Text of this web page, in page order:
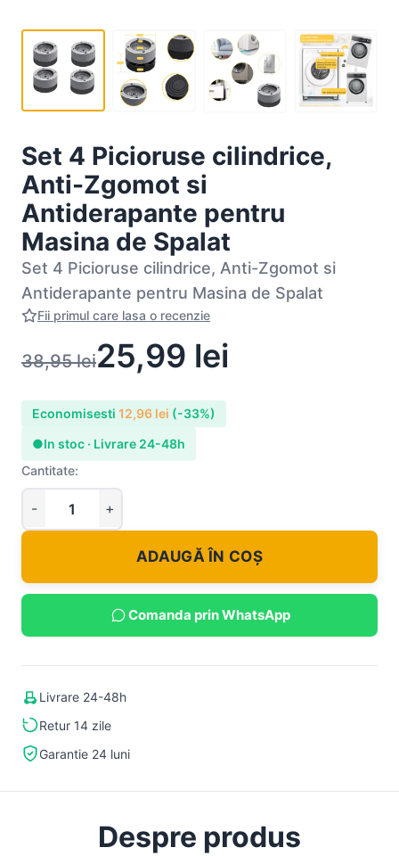
Set 4 Picioruse cilindrice,
Anti-Zgomot si
Antiderapante pentru
Masina de Spalat
Set 4 Picioruse cilindrice, Anti-Zgomot si
Antiderapante pentru Masina de Spalat
Fii primul care lasa o recenzie
38,95lei25,99 lei
Economisesti 12,96 lei (-33%)
●In stoc · Livrare 24-48h
Cantitate:
ADAUGĂ ÎN COȘ
Comanda prin WhatsApp
Livrare 24-48h
Retur 14 zile
Garantie 24 luni
Despre produs